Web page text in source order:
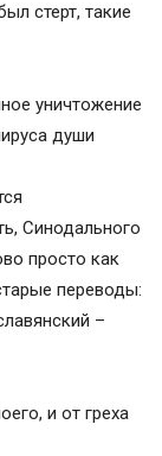
стерт, такие
уничтожение
души
Синодального
просто как
переводы:
–
и от греха